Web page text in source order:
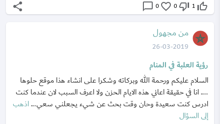
thumb_up_off_alt
1
thumb_down_off_alt
0
favorite_border
0
chat_bubble_outline
share
من مجهول
26-03-2019
رؤية العلبة في المنام
السلام عليكم ورحمة الله وبركاته وشكرا على انشاء هذا موقع حلوها
.... انا في حقيقة اعاني هذه الايام الحزن ولا اعرف السبب لان عندما كنت
ادرس كنت سعيدة وحان وقت بحث عن شيء يجعلني سعي...اذهب
إلى السؤال